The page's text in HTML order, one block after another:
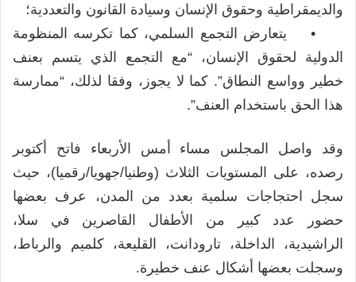
والديمقراطية وحقوق الإنسان وسيادة القانون والتعددية؛
• يتعارض التجمع السلمي، كما تكرسه المنظومة
الدولية لحقوق الإنسان، “مع التجمع الذي يتسم بعنف
خطير وواسع النطاق”. كما لا يجوز، وفقا لذلك، “ممارسة
هذا الحق باستخدام العنف”.
وقد واصل المجلس مساء أمس الأربعاء فاتح أكتوبر
رصده، على المستويات الثلاث (وطنيا/جهويا/رقميا)، حيث
سجل احتجاجات سلمية بعدد من المدن، عرف بعضها
حضور عدد كبير من الأطفال القاصرين في سلا،
الراشيدية، الداخلة، تارودانت، القليعة، كلميم والرباط،
وسجلت بعضها أشكال عنف خطيرة.